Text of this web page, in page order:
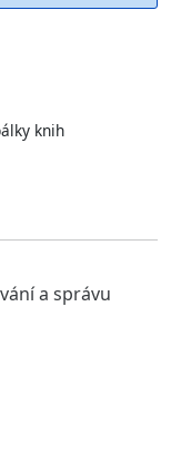
knih
a správu